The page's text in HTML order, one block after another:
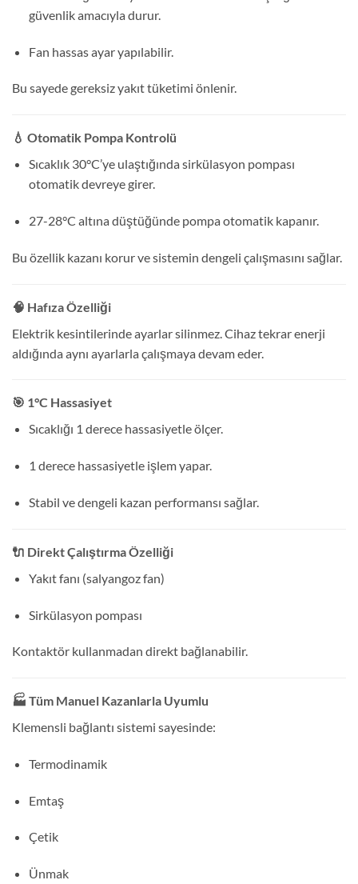
güvenlik amacıyla durur.
Fan hassas ayar yapılabilir.
Bu sayede gereksiz yakıt tüketimi önlenir.
💧 Otomatik Pompa Kontrolü
Sıcaklık 30°C’ye ulaştığında sirkülasyon pompası
otomatik devreye girer.
27-28°C altına düştüğünde pompa otomatik kapanır.
Bu özellik kazanı korur ve sistemin dengeli çalışmasını sağlar.
🧠 Hafıza Özelliği
Elektrik kesintilerinde ayarlar silinmez. Cihaz tekrar enerji
aldığında aynı ayarlarla çalışmaya devam eder.
🎯 1°C Hassasiyet
Sıcaklığı 1 derece hassasiyetle ölçer.
1 derece hassasiyetle işlem yapar.
Stabil ve dengeli kazan performansı sağlar.
🔌 Direkt Çalıştırma Özelliği
Yakıt fanı (salyangoz fan)
Sirkülasyon pompası
Kontaktör kullanmadan direkt bağlanabilir.
🏭 Tüm Manuel Kazanlarla Uyumlu
Klemensli bağlantı sistemi sayesinde:
Termodinamik
Emtaş
Çetik
Ünmak